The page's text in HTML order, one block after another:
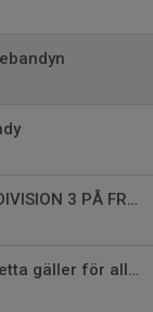
HERRARNA SPELAR SERIEFINAL I DIVISION 3 PÅ FREDAG 8/3 19:30
Utbildning TEJPNING MED SISU. Detta gäller för alla ledare i föreningen.